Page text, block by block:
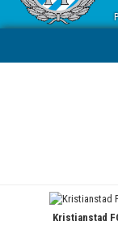
Kristianstad